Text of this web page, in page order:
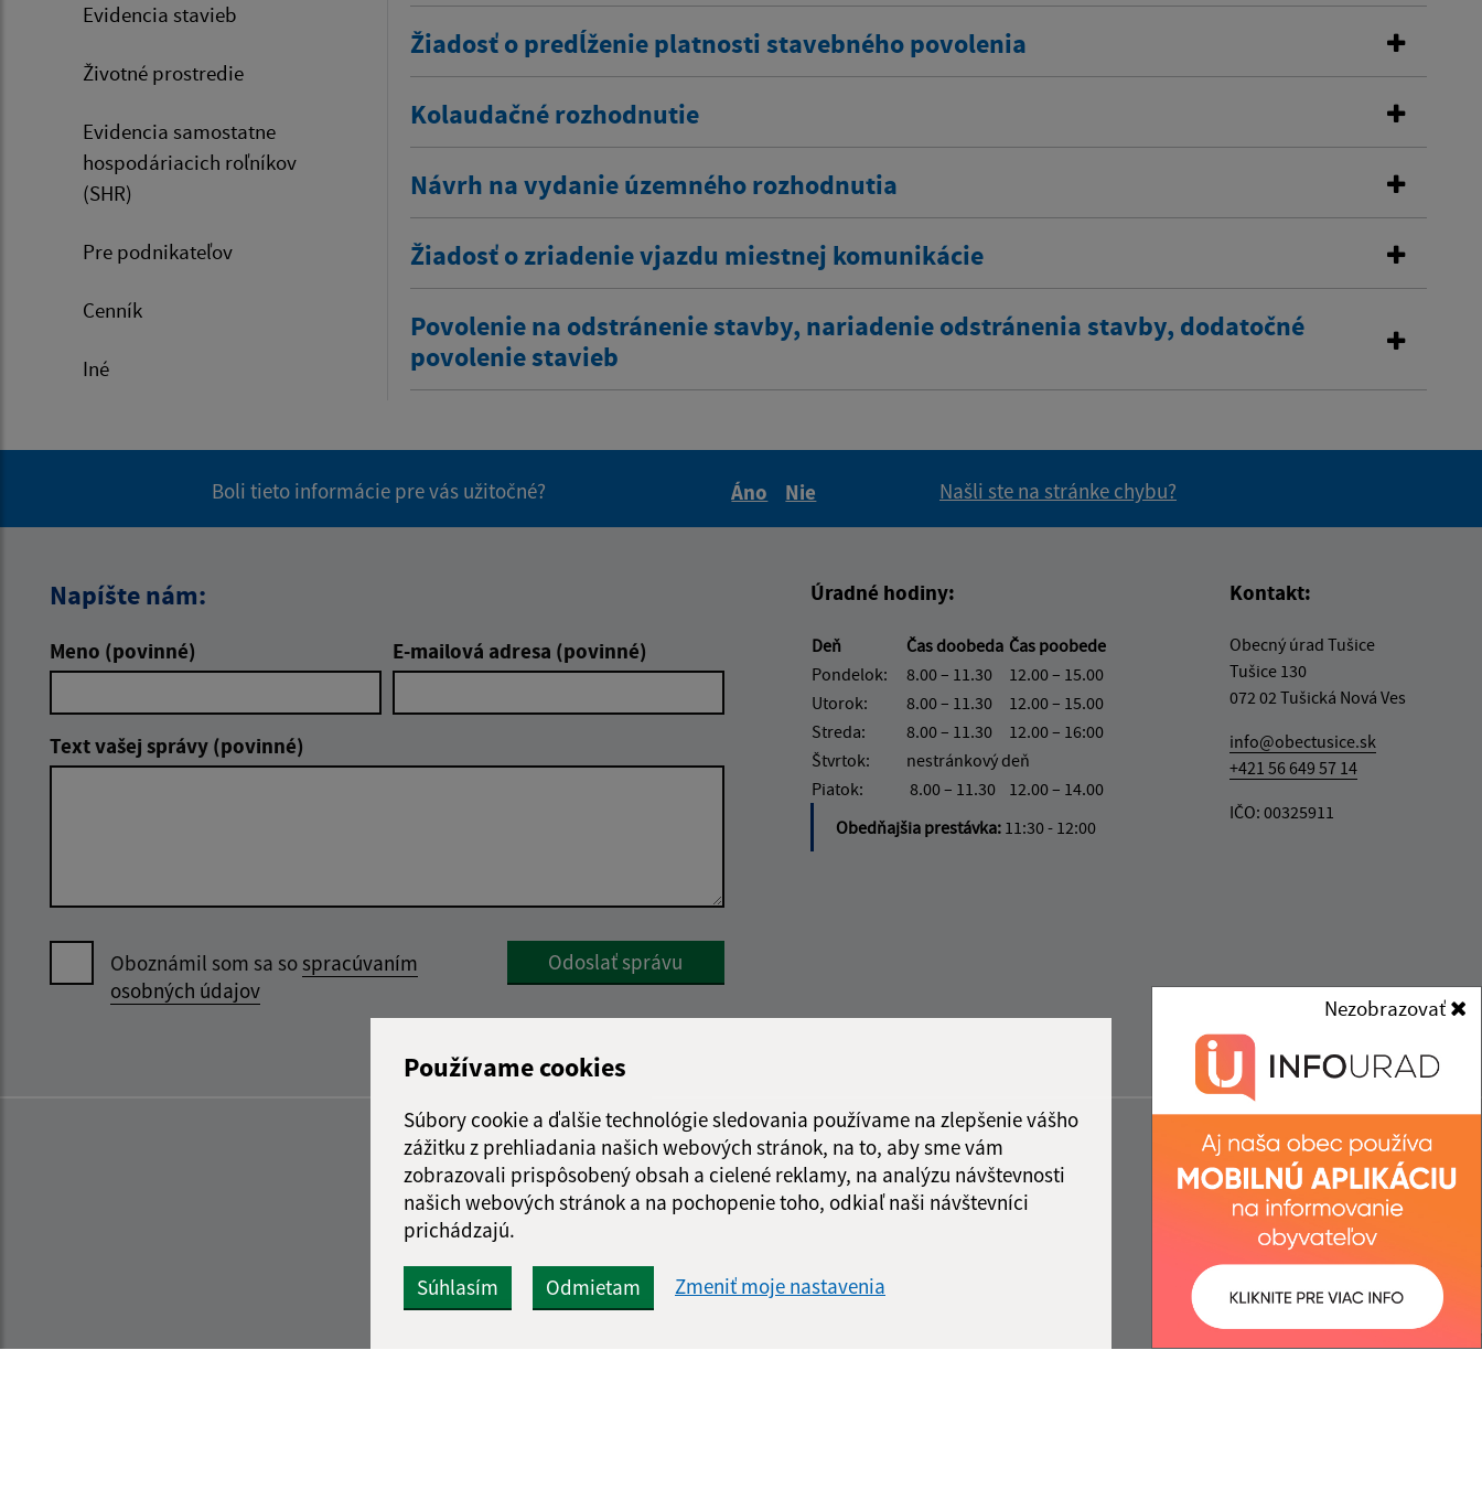
Používame cookies
Súbory cookie a ďalšie technológie sledovania používame na zlepšenie vášho
zážitku z prehliadania našich webových stránok, na to, aby sme vám
zobrazovali prispôsobený obsah a cielené reklamy, na analýzu návštevnosti
našich webových stránok a na pochopenie toho, odkiaľ naši návštevníci
prichádzajú.
Súhlasím Odmietam Zmeniť moje nastavenia
Nezobrazovať
Evidencia stavieb
Životné prostredie
Evidencia samostatne
hospodáriacich roľníkov
(SHR)
Pre podnikateľov
Cenník
Iné
Žiadosť o predĺženie platnosti stavebného povolenia
Kolaudačné rozhodnutie
Návrh na vydanie územného rozhodnutia
Žiadosť o zriadenie vjazdu miestnej komunikácie
Povolenie na odstránenie stavby, nariadenie odstránenia stavby, dodatočné
povolenie stavieb
Boli tieto informácie pre vás užitočné?
Áno
Nie
Našli ste na stránke chybu?
Napíšte nám:
Meno (povinné) E-mailová adresa (povinné)
Text vašej správy (povinné)
Oboznámil som sa sospracúvaním
osobných údajov
Google reCaptcha Response
Odoslať správu
Úradné hodiny:
Deň Čas doobeda Čas poobede
Pondelok:
8.00 – 11.30
12.00 – 15.00
Utorok:
8.00 – 11.30
12.00 – 15.00
Streda:
8.00 – 11.30
12.00 – 16:00
Štvrtok:
nestránkový deň
Piatok:
8.00 – 11.30
12.00 – 14.00
Obedňajšia prestávka: 11:30 - 12:00
Kontakt:
Obecný úrad Tušice
Tušice 130
072 02 Tušická Nová Ves
info@obectusice.sk
+421 56 649 57 14
IČO: 00325911